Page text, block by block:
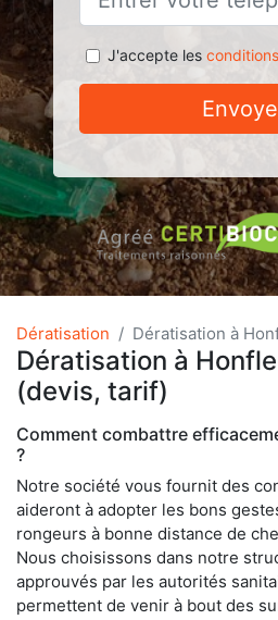
J'accepte les conditions
Dératisation Dératisation à
Dératisation à
(devis, tarif)
Comment combattre
?
Notre société vous fournit des
aideront à adopter les bons
rongeurs à bonne distance de
Nous choisissons dans notre
approuvés par les autorités
permettent de venir à bout des